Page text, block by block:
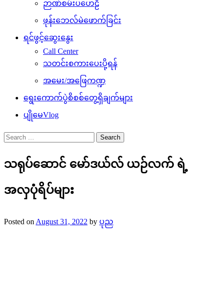
ဉာဏ်စမ်းပဟေဠိ
ဖုန်းဘေလ်မဲဖောက်ခြင်း
ရင်ဖွင့်ဆွေးနွေး
Call Center
သတင်းစကားပေးပို့ရန်
အမေး/အဖြေကဏ္ဍ
ရွေးကောက်ပွဲစိစစ်တွေ့ရှိချက်များ
ပျိုမေVlog
Search
for:
သရုပ်ဆောင် မော်ဒယ်လ် ယဉ်လက် ရဲ့
အလှပုံရိပ်များ
Posted on August 31, 2022 by ပုည